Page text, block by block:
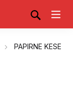
PAPIRNE KESE